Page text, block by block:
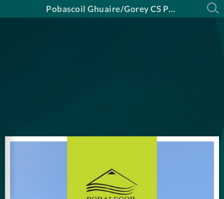
Pobascoil Ghuaire/Gorey CS Prospectus